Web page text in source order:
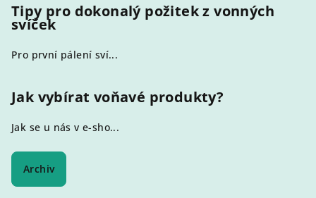
Tipy pro dokonalý požitek z vonných
svíček
Pro první pálení sví...
Jak vybírat voňavé produkty?
Jak se u nás v e-sho...
Archiv